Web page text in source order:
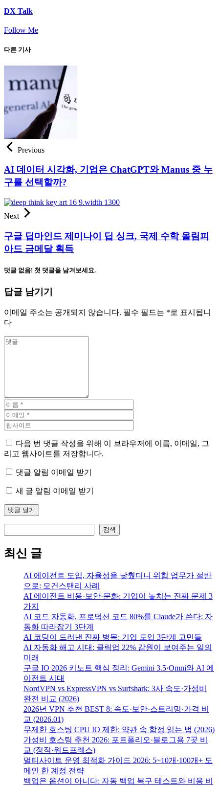
DX Talk
Follow Me
다른 기사
Previous
AI 데이터 시각화, 기업은 ChatGPT와 Manus 중 누
구를 선택할까?
Next
구글 딥마인드 제미나이 딥 싱크, 국제 수학 올림피
아드 금메달 획득
댓글 없음! 첫 댓글을 남겨보세요.
답글 남기기
이메일 주소는 공개되지 않습니다. 필수 필드는 *로 표시됩니
다
다음 번 댓글 작성을 위해 이 브라우저에 이름, 이메일, 그
리고 웹사이트를 저장합니다.
댓글 알림 이메일 받기
새 글 알림 이메일 받기
검색
최신 글
AI 에이전트 도입, 자율성을 낮췄더니 위험 업무가 절반
으로: 모건스탠리 사례
AI 에이전트 비용·보안·문화: 기업이 놓치는 진짜 문제 3
가지
AI 코드 자동화, 프로덕션 코드 80%를 Claude가 쓴다: 자
동화 따라잡기 3단계
AI 코딩이 드러낸 진짜 병목: 기업 도입 3단계 고민들
AI 자동화 해고 시대: 클릭업 22% 감원이 보여주는 일의
미래
구글 IO 2026 키노트 핵심 정리: Gemini 3.5·Omni와 AI 에
이전트 시대
NordVPN vs ExpressVPN vs Surfshark: 3사 속도·가성비
완전 비교 (2026)
2026년 VPN 추천 BEST 8: 속도·보안·스트리밍·가격 비
교 (2026.01)
무제한 호스팅 CPU IO 제한: 약관 속 함정 읽는 법 (2026)
가성비 호스팅 추천 2026: 포트폴리오·블로그용 7곳 비
교 (정적·워드프레스)
멀티사이트 운영 최적화 가이드 2026: 5~10개·100개+ 도
메인 한 계정 전략
백업은 옵션이 아니다: 자동 백업 복구 테스트와 비용 비